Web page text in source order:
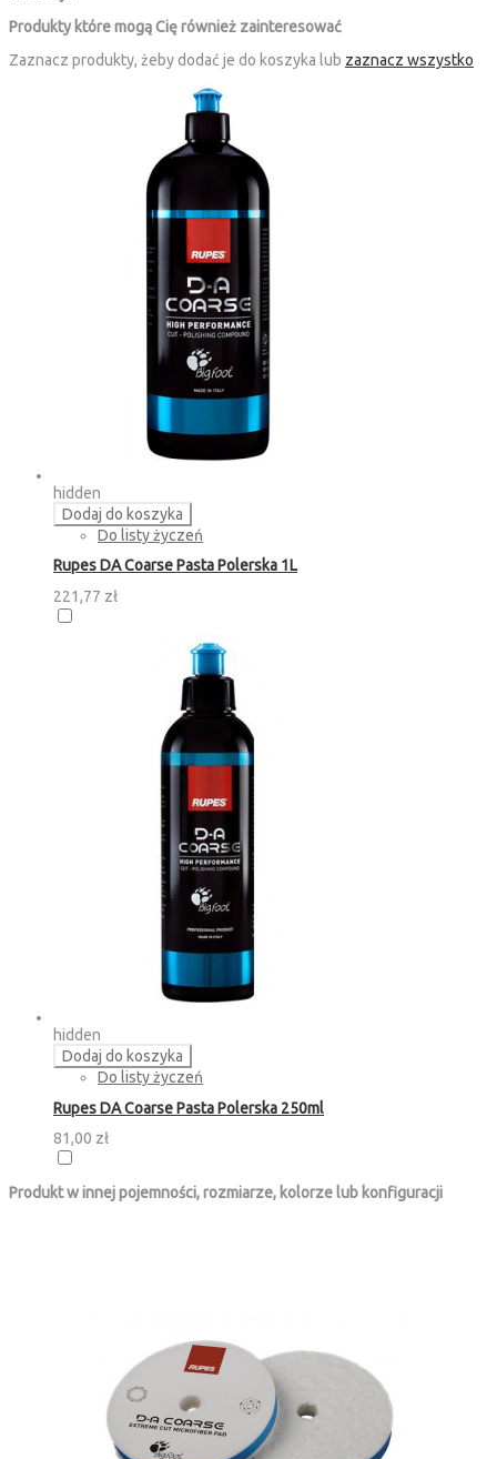
Produkty które mogą Cię również zainteresować
Zaznacz produkty, żeby dodać je do koszyka lub zaznacz wszystko
hidden
Dodaj do koszyka
Do listy życzeń
Rupes DA Coarse Pasta Polerska 1L
221,77 zł
hidden
Dodaj do koszyka
Do listy życzeń
Rupes DA Coarse Pasta Polerska 250ml
81,00 zł
Produkt w innej pojemności, rozmiarze, kolorze lub konfiguracji